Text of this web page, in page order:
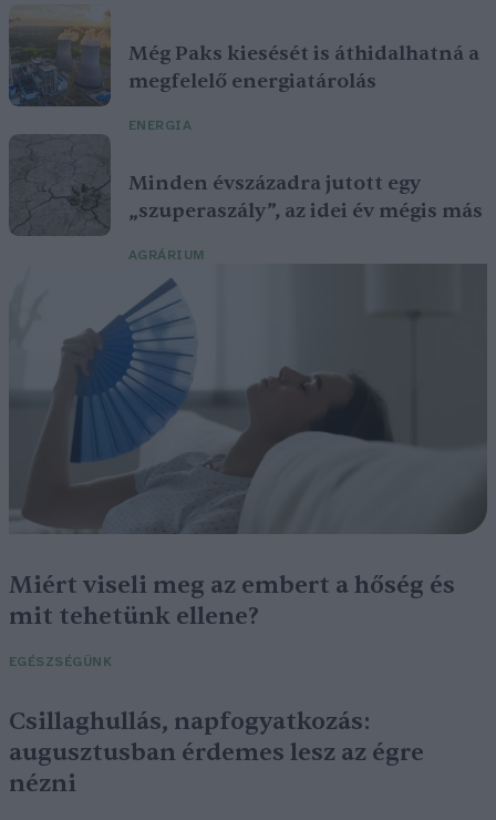
Még Paks kiesését is áthidalhatná a
megfelelő energiatárolás
ENERGIA
Minden évszázadra jutott egy
„szuperaszály”, az idei év mégis más
AGRÁRIUM
Miért viseli meg az embert a hőség és
mit tehetünk ellene?
EGÉSZSÉGÜNK
Csillaghullás, napfogyatkozás:
augusztusban érdemes lesz az égre
nézni